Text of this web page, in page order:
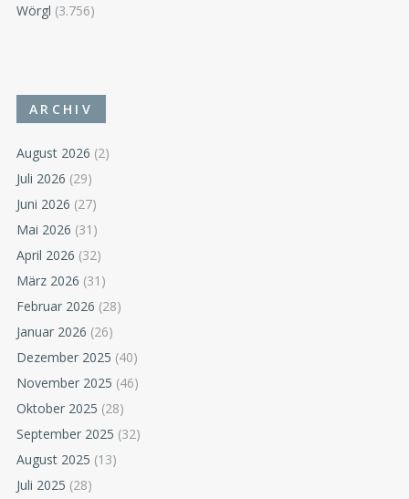
Wörgl (3.756)
ARCHIV
August 2026 (2)
Juli 2026 (29)
Juni 2026 (27)
Mai 2026 (31)
April 2026 (32)
März 2026 (31)
Februar 2026 (28)
Januar 2026 (26)
Dezember 2025 (40)
November 2025 (46)
Oktober 2025 (28)
September 2025 (32)
August 2025 (13)
Juli 2025 (28)